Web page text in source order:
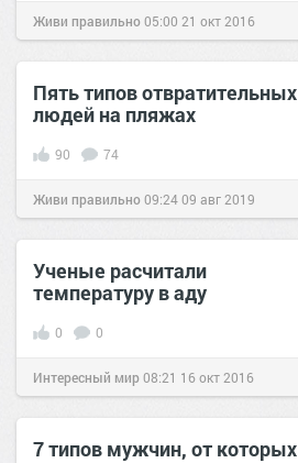
Живи правильно05:00 21 окт 2016
Пять типов отвратительных
людей на пляжах
90 74
Живи правильно09:2409 авг 2019
Ученые расчитали
температуру в аду
0 0
Интересный мир08:21 16 окт 2016
7 типов мужчин, от которых